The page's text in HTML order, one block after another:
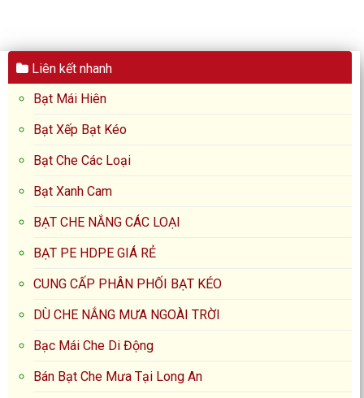
Liên kết nhanh
Bạt Mái Hiên
Bạt Xếp Bạt Kéo
Bạt Che Các Loại
Bạt Xanh Cam
BẠT CHE NẮNG CÁC LOẠI
BẠT PE HDPE GIÁ RẺ
CUNG CẤP PHÂN PHỐI BẠT KÉO
DÙ CHE NẮNG MƯA NGOÀI TRỜI
Bạc Mái Che Di Động
Bán Bạt Che Mưa Tại Long An